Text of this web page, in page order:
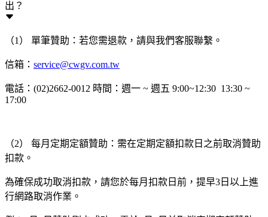
出？
（1） 單筆贊助：若您需退款，請與我們客服聯繫。
信箱： service@cwgv.com.tw
電話：(02)2662-0012 時間：週一 ~ 週五 9:00~12:30 13:30 ~
17:00
（2） 每月定期定額贊助：需在定期定額扣款日之前取消贊助
扣款。
為確保成功取消扣款，請您於每月扣款日前，提早3日以上進
行網路取消作業。